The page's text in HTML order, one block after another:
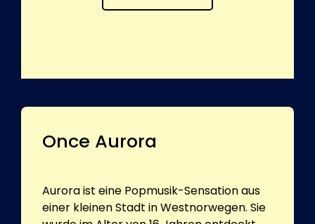
Once Aurora
Aurora ist eine Popmusik-Sensation aus
einer kleinen Stadt in Westnorwegen. Sie